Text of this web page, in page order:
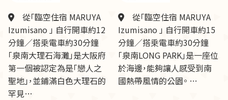
從「臨空住宿 MARUYA
Izumisano 」 自行開車約12
分鐘／搭乗電車約30分鐘
「泉南大理石海灘」是大阪府
第一個被認定為是「戀人之
聖地」，並鋪滿白色大理石的
罕見…
從「臨空住宿 MARUYA
Izumisano 」 自行開車約15
分鐘／搭乗電車約30分鐘
「泉南LONG PARK」是一座位
於海邊，能夠讓人感受到南
國熱帶風情的公園。 …